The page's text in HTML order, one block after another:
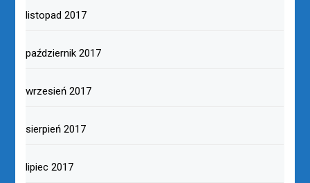
listopad 2017
październik 2017
wrzesień 2017
sierpień 2017
lipiec 2017